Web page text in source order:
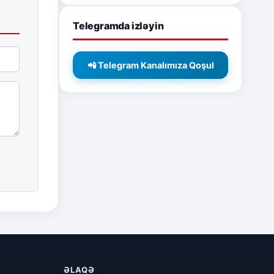
Telegramda izləyin
📲 Telegram Kanalımıza Qoşul
ƏLAQƏ